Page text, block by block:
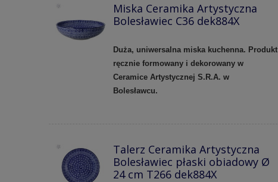
Miska Ceramika Artystyczna
Bolesławiec C36 dek884X
Duża, uniwersalna miska kuchenna. Produkt
ręcznie formowany i dekorowany w
Ceramice Artystycznej S.R.A. w
Bolesławcu.
Talerz Ceramika Artystyczna
Bolesławiec płaski obiadowy Ø
24 cm T266 dek884X